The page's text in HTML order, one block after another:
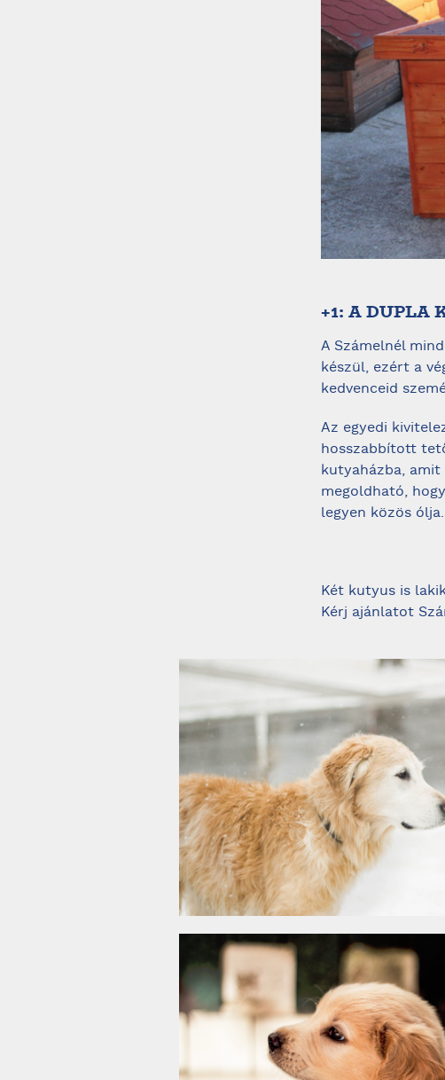
+1: A DUPLA
A Számelnél
készül, ezért a
kedvenceid
Az egyedi
hosszabbított
kutyaházba,
megoldható,
legyen közös ólja.
Két kutyus is
Kérj ajánlatot